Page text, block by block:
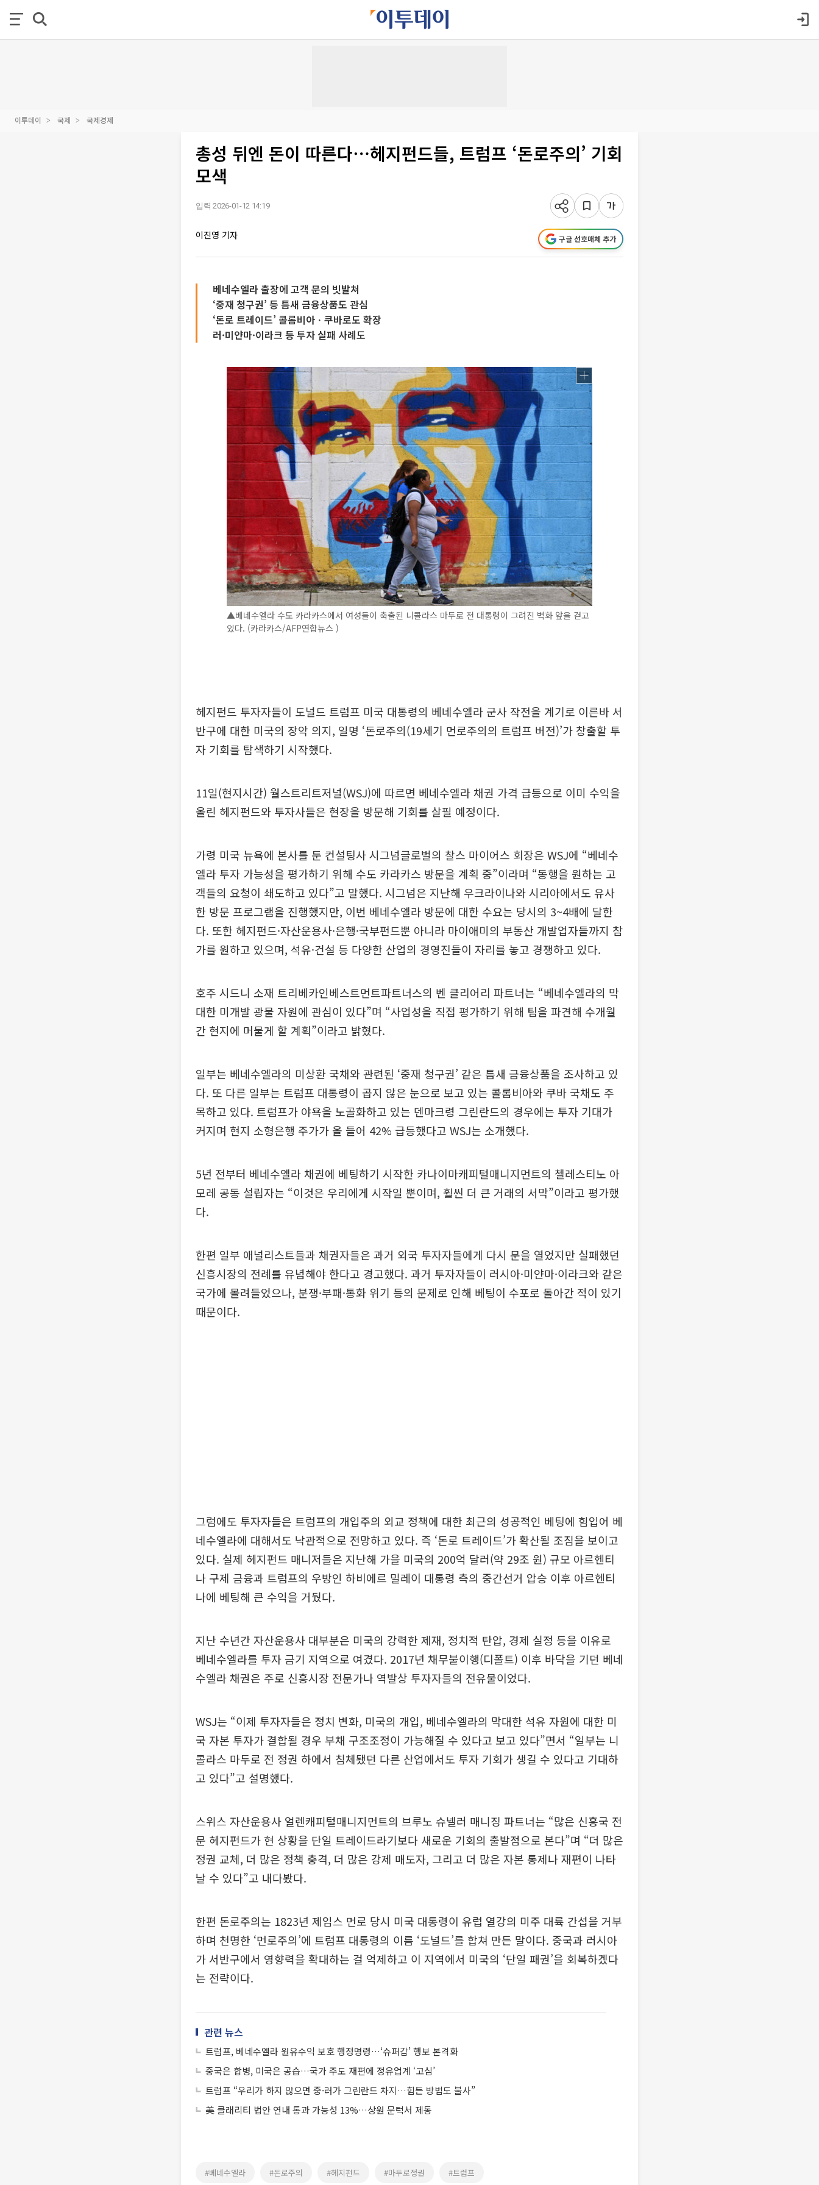
이투데이 국제 국제경제
총성 뒤엔 돈이 따른다⋯헤지펀드들, 트럼프 ‘돈로주의’ 기회
모색
입력 2026-01-12 14:19
이진영 기자 구글 선호매체 추가
베네수엘라 출장에 고객 문의 빗발쳐
‘중재 청구권’ 등 틈새 금융상품도 관심
‘돈로 트레이드’ 콜롬비아ㆍ쿠바로도 확장
러·미얀마·이라크 등 투자 실패 사례도
▲베네수엘라 수도 카라카스에서 여성들이 축출된 니콜라스 마두로 전 대통령이 그려진 벽화 앞을 걷고
있다. (카라카스/AFP연합뉴스 )
헤지펀드 투자자들이 도널드 트럼프 미국 대통령의 베네수엘라 군사 작전을 계기로 이른바 서
반구에 대한 미국의 장악 의지, 일명 ‘돈로주의(19세기 먼로주의의 트럼프 버전)’가 창출할 투
자 기회를 탐색하기 시작했다.
11일(현지시간) 월스트리트저널(WSJ)에 따르면 베네수엘라 채권 가격 급등으로 이미 수익을
올린 헤지펀드와 투자사들은 현장을 방문해 기회를 살필 예정이다.
가령 미국 뉴욕에 본사를 둔 컨설팅사 시그넘글로벌의 찰스 마이어스 회장은 WSJ에 “베네수
엘라 투자 가능성을 평가하기 위해 수도 카라카스 방문을 계획 중”이라며 “동행을 원하는 고
객들의 요청이 쇄도하고 있다”고 말했다. 시그넘은 지난해 우크라이나와 시리아에서도 유사
한 방문 프로그램을 진행했지만, 이번 베네수엘라 방문에 대한 수요는 당시의 3~4배에 달한
다. 또한 헤지펀드·자산운용사·은행·국부펀드뿐 아니라 마이애미의 부동산 개발업자들까지 참
가를 원하고 있으며, 석유·건설 등 다양한 산업의 경영진들이 자리를 놓고 경쟁하고 있다.
호주 시드니 소재 트리베카인베스트먼트파트너스의 벤 클리어리 파트너는 “베네수엘라의 막
대한 미개발 광물 자원에 관심이 있다”며 “사업성을 직접 평가하기 위해 팀을 파견해 수개월
간 현지에 머물게 할 계획”이라고 밝혔다.
일부는 베네수엘라의 미상환 국채와 관련된 ‘중재 청구권’ 같은 틈새 금융상품을 조사하고 있
다. 또 다른 일부는 트럼프 대통령이 곱지 않은 눈으로 보고 있는 콜롬비아와 쿠바 국채도 주
목하고 있다. 트럼프가 야욕을 노골화하고 있는 덴마크령 그린란드의 경우에는 투자 기대가
커지며 현지 소형은행 주가가 올 들어 42% 급등했다고 WSJ는 소개했다.
5년 전부터 베네수엘라 채권에 베팅하기 시작한 카나이마캐피털매니지먼트의 첼레스티노 아
모레 공동 설립자는 “이것은 우리에게 시작일 뿐이며, 훨씬 더 큰 거래의 서막”이라고 평가했
다.
한편 일부 애널리스트들과 채권자들은 과거 외국 투자자들에게 다시 문을 열었지만 실패했던
신흥시장의 전례를 유념해야 한다고 경고했다. 과거 투자자들이 러시아·미얀마·이라크와 같은
국가에 몰려들었으나, 분쟁·부패·통화 위기 등의 문제로 인해 베팅이 수포로 돌아간 적이 있기
때문이다.
그럼에도 투자자들은 트럼프의 개입주의 외교 정책에 대한 최근의 성공적인 베팅에 힘입어 베
네수엘라에 대해서도 낙관적으로 전망하고 있다. 즉 ‘돈로 트레이드’가 확산될 조짐을 보이고
있다. 실제 헤지펀드 매니저들은 지난해 가을 미국의 200억 달러(약 29조 원) 규모 아르헨티
나 구제 금융과 트럼프의 우방인 하비에르 밀레이 대통령 측의 중간선거 압승 이후 아르헨티
나에 베팅해 큰 수익을 거뒀다.
지난 수년간 자산운용사 대부분은 미국의 강력한 제재, 정치적 탄압, 경제 실정 등을 이유로
베네수엘라를 투자 금기 지역으로 여겼다. 2017년 채무불이행(디폴트) 이후 바닥을 기던 베네
수엘라 채권은 주로 신흥시장 전문가나 역발상 투자자들의 전유물이었다.
WSJ는 “이제 투자자들은 정치 변화, 미국의 개입, 베네수엘라의 막대한 석유 자원에 대한 미
국 자본 투자가 결합될 경우 부채 구조조정이 가능해질 수 있다고 보고 있다”면서 “일부는 니
콜라스 마두로 전 정권 하에서 침체됐던 다른 산업에서도 투자 기회가 생길 수 있다고 기대하
고 있다”고 설명했다.
스위스 자산운용사 얼렌캐피털매니지먼트의 브루노 슈넬러 매니징 파트너는 “많은 신흥국 전
문 헤지펀드가 현 상황을 단일 트레이드라기보다 새로운 기회의 출발점으로 본다”며 “더 많은
정권 교체, 더 많은 정책 충격, 더 많은 강제 매도자, 그리고 더 많은 자본 통제나 재편이 나타
날 수 있다”고 내다봤다.
한편 돈로주의는 1823년 제임스 먼로 당시 미국 대통령이 유럽 열강의 미주 대륙 간섭을 거부
하며 천명한 ‘먼로주의’에 트럼프 대통령의 이름 ‘도널드’를 합쳐 만든 말이다. 중국과 러시아
가 서반구에서 영향력을 확대하는 걸 억제하고 이 지역에서 미국의 ‘단일 패권’을 회복하겠다
는 전략이다.
관련 뉴스
트럼프, 베네수엘라 원유수익 보호 행정명령…‘슈퍼갑’ 행보 본격화
중국은 합병, 미국은 공습…국가 주도 재편에 정유업계 ‘고심’
트럼프 “우리가 하지 않으면 중·러가 그린란드 차지…힘든 방법도 불사”
美 클래리티 법안 연내 통과 가능성 13%…상원 문턱서 제동
#베네수엘라 #돈로주의 #헤지펀드 #마두로정권 #트럼프